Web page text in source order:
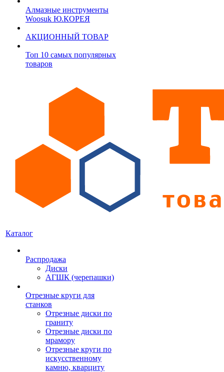
Алмазные инструменты
Woosuk Ю.КОРЕЯ
АКЦИОННЫЙ ТОВАР
Топ 10 самых популярных
товаров
Каталог
Распродажа
Диски
АГШК (черепашки)
Отрезные круги для
станков
Отрезные диски по
граниту
Отрезные диски по
мрамору
Отрезные круги по
искусственному
камню, кварциту